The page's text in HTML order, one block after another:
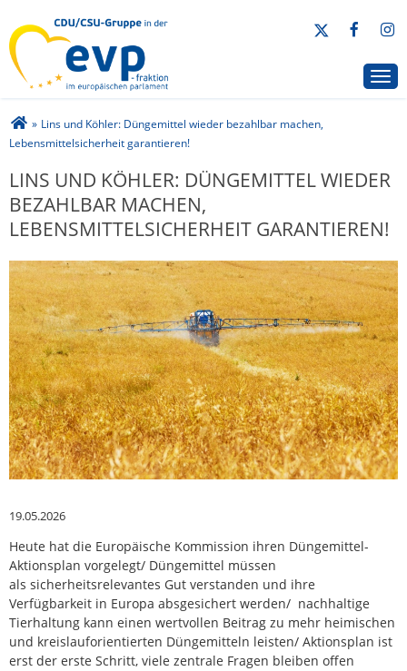
Sie sind hier
» Lins und Köhler: Düngemittel wieder bezahlbar machen,
Lebensmittelsicherheit garantieren!
LINS UND KÖHLER: DÜNGEMITTEL WIEDER
BEZAHLBAR MACHEN,
LEBENSMITTELSICHERHEIT GARANTIEREN!
19.05.2026
Heute hat die Europäische Kommission ihren Düngemittel-
Aktionsplan vorgelegt/ Düngemittel müssen
als sicherheitsrelevantes Gut verstanden und ihre
Verfügbarkeit in Europa absgesichert werden/ nachhaltige
Tierhaltung kann einen wertvollen Beitrag zu mehr heimischen
und kreislauforientierten Düngemitteln leisten/ Aktionsplan ist
erst der erste Schritt, viele zentrale Fragen bleiben offen